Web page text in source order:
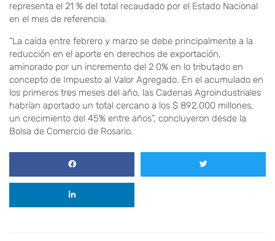
representa el 21 % del total recaudado por el Estado Nacional
en el mes de referencia.
“La caída entre febrero y marzo se debe principalmente a la
reducción en el aporte en derechos de exportación,
aminorado por un incremento del 2 0% en lo tributado en
concepto de Impuesto al Valor Agregado. En el acumulado en
los primeros tres meses del año, las Cadenas Agroindustriales
habrían aportado un total cercano a los $ 892.000 millones,
un crecimiento del 45% entre años”, concluyeron desde la
Bolsa de Comercio de Rosario.